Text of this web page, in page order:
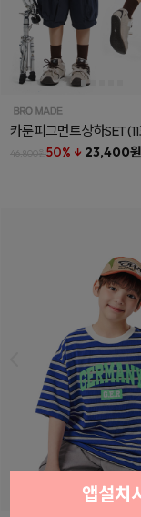
카룬피그먼트상하SET
46,800원50% ↓ 23,400원
앱설치